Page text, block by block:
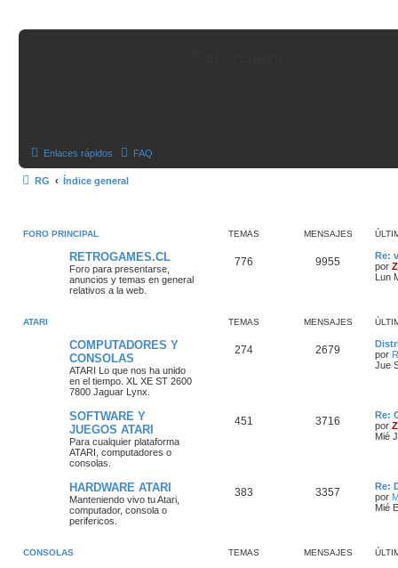
Enlaces rápidos FAQ
RG Índice general
FORO PRINCIPAL TEMAS MENSAJES
RETROGAMES.CL
Foro para presentarse,
anuncios y temas en general
relativos a la web.
776 9955
Re:
por
Lun
ATARI TEMAS MENSAJES
COMPUTADORES Y
CONSOLAS
ATARI Lo que nos ha unido
en el tiempo. XL XE ST 2600
7800 Jaguar Lynx.
274 2679
por
Jue
SOFTWARE Y
JUEGOS ATARI
Para cualquier plataforma
ATARI, computadores o
consolas.
451 3716
Re:
por
Mié
HARDWARE ATARI
Manteniendo vivo tu Atari,
computador, consola o
perifericos.
383 3357
Re:
por
Mié
CONSOLAS TEMAS MENSAJES